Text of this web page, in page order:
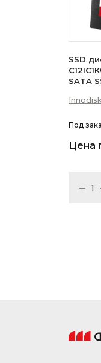
SSD
SATA
Innodisk
Под
Цена